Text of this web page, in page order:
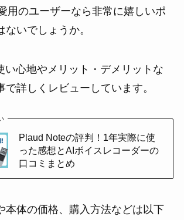
用のユーザーなら非常に嬉しいポ
ないでしょうか。
い心地やメリット・デメリットな
で詳しくレビューしています。
Plaud Noteの評判！1年実際に使
った感想とAIボイスレコーダーの
口コミまとめ
本体の価格、購入方法などは以下